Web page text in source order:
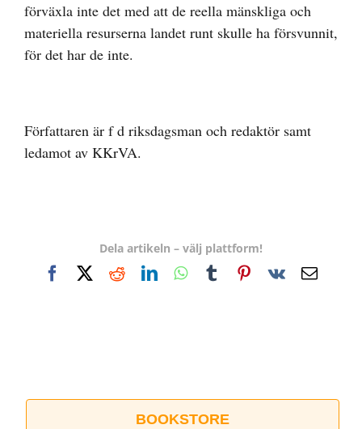
förväxla inte det med att de reella mänskliga och
materiella resurserna landet runt skulle ha försvunnit,
för det har de inte.
Författaren är f d riksdagsman och redaktör samt
ledamot av KKrVA.
Dela artikeln – välj plattform!
FacebookRedditLinkedInWhatsApp
TumblrPinterest
Vk
E-
BOOKSTORE